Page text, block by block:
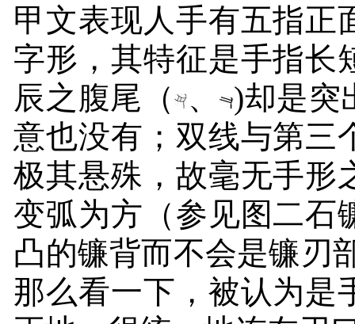
甲文表现人手有五指正
字形，其特征是手指长
辰之腹尾（ 、 )却是突
意也没有；双线与第三
极其悬殊，故毫无手形
变弧为方（参见图二石
凸的镰背而不会是镰刃
那么看一下，被认为是